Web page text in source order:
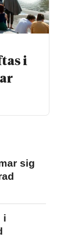
i
sig
i